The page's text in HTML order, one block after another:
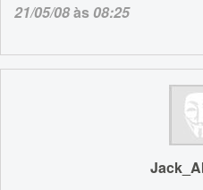
21/05/08às08:25